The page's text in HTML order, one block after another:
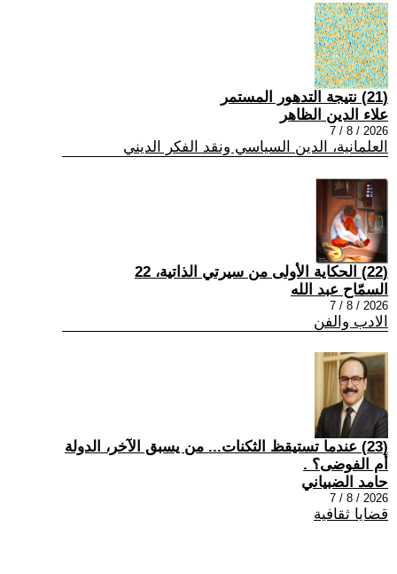
(21) نتيجة التدهور المستمر
علاء الدين الظاهر
2026 / 8 / 7
العلمانية، الدين السياسي ونقد الفكر الديني
(22) الحكاية الأولى من سيرتي الذاتية، 22
السمّاح عبد الله
2026 / 8 / 7
الادب والفن
(23) عندما تستيقظ الثكنات... من يسبق الآخر، الدولة
أم الفوضى؟ .
حامد الضبياني
2026 / 8 / 7
قضايا ثقافية